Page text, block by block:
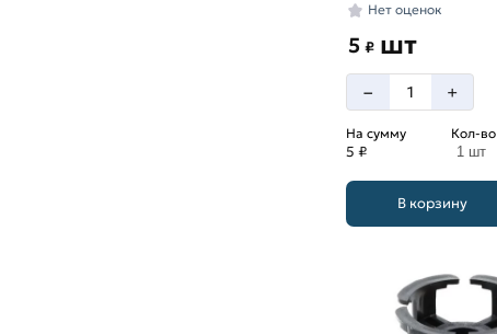
Нет оценок
5 ₽ шт
– +
На сумму
5 ₽
Кол-во
1 шт
В корзину